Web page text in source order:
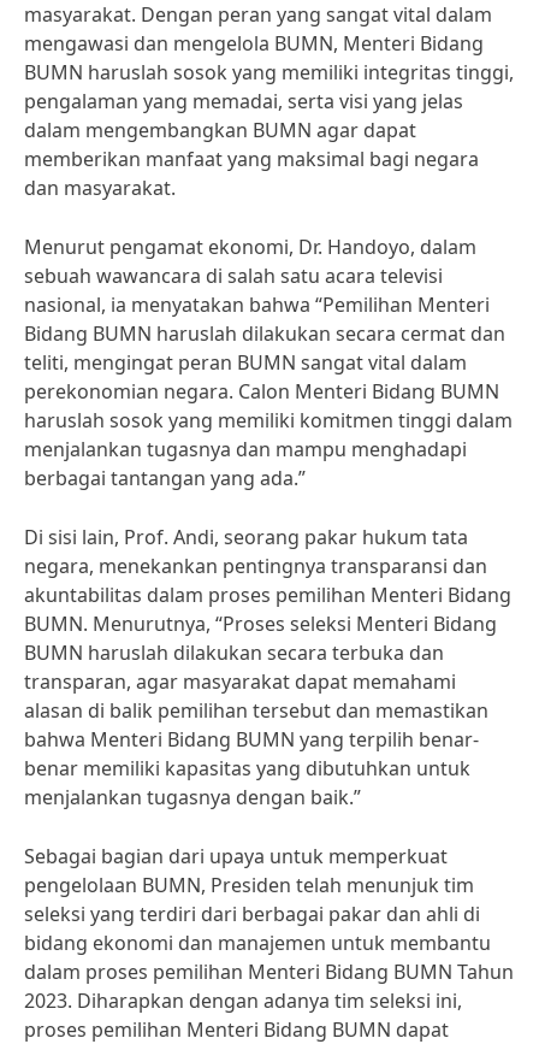
masyarakat. Dengan peran yang sangat vital dalam
mengawasi dan mengelola BUMN, Menteri Bidang
BUMN haruslah sosok yang memiliki integritas tinggi,
pengalaman yang memadai, serta visi yang jelas
dalam mengembangkan BUMN agar dapat
memberikan manfaat yang maksimal bagi negara
dan masyarakat.
Menurut pengamat ekonomi, Dr. Handoyo, dalam
sebuah wawancara di salah satu acara televisi
nasional, ia menyatakan bahwa “Pemilihan Menteri
Bidang BUMN haruslah dilakukan secara cermat dan
teliti, mengingat peran BUMN sangat vital dalam
perekonomian negara. Calon Menteri Bidang BUMN
haruslah sosok yang memiliki komitmen tinggi dalam
menjalankan tugasnya dan mampu menghadapi
berbagai tantangan yang ada.”
Di sisi lain, Prof. Andi, seorang pakar hukum tata
negara, menekankan pentingnya transparansi dan
akuntabilitas dalam proses pemilihan Menteri Bidang
BUMN. Menurutnya, “Proses seleksi Menteri Bidang
BUMN haruslah dilakukan secara terbuka dan
transparan, agar masyarakat dapat memahami
alasan di balik pemilihan tersebut dan memastikan
bahwa Menteri Bidang BUMN yang terpilih benar-
benar memiliki kapasitas yang dibutuhkan untuk
menjalankan tugasnya dengan baik.”
Sebagai bagian dari upaya untuk memperkuat
pengelolaan BUMN, Presiden telah menunjuk tim
seleksi yang terdiri dari berbagai pakar dan ahli di
bidang ekonomi dan manajemen untuk membantu
dalam proses pemilihan Menteri Bidang BUMN Tahun
2023. Diharapkan dengan adanya tim seleksi ini,
proses pemilihan Menteri Bidang BUMN dapat